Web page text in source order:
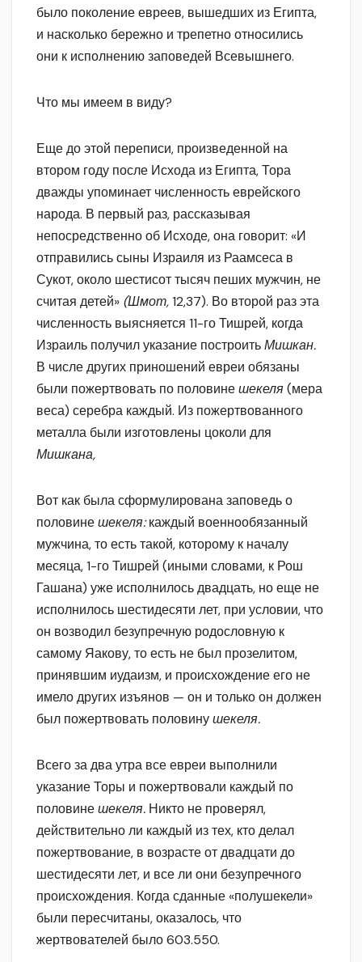
было поколение евреев, вышедших из Египта,
и насколько бережно и трепетно относились
они к исполнению заповедей Всевышнего.
Что мы имеем в виду?
Еще до этой переписи, произведенной на
втором году после Исхода из Египта, Тора
дважды упоминает численность еврейского
народа. В первый раз, рассказывая
непосредственно об Исходе, она говорит: «И
отправились сыны Израиля из Раамсеса в
Сукот, около шестисот тысяч пеших мужчин, не
считая детей» (Шмот,12,37). Во второй раз эта
численность выясняется 11-го Тишрей, когда
Израиль получил указание построитьМишкан.
В числе других приношений евреи обязаны
были пожертвовать по половинешекеля(мера
веса) серебра каждый. Из пожертвованного
металла были изготовлены цоколи для
Мишкана,
Вот как была сформулирована заповедь о
половинешекеля:каждый военнообязанный
мужчина, то есть такой, которому к началу
месяца, 1-го Тишрей (иными словами, к Рош
Гашана) уже исполнилось двадцать, но еще не
исполнилось шестидесяти лет, при условии, что
он возводил безупречную родословную к
самому Яакову, то есть не был прозелитом,
принявшим иудаизм, и происхождение его не
имело других изъянов — он и только он должен
был пожертвовать половинушекеля.
Всего за два утра все евреи выполнили
указание Торы и пожертвовали каждый по
половинешекеля. Никто не проверял,
действительно ли каждый из тех, кто делал
пожертвование, в возрасте от двадцати до
шестидесяти лет, и все ли они безупречного
происхождения. Когда сданные «полушекели»
были пересчитаны, оказалось, что
жертвователей было 603.550.